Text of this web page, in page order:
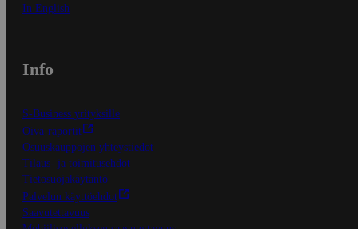
In English
Info
S-Business yrityksille
Oiva-raportit
Osuuskauppojen yhteystiedot
Tilaus- ja toimitusehdot
Tietosuojakäytäntö
Palvelun käyttöehdot
Saavutettavuus